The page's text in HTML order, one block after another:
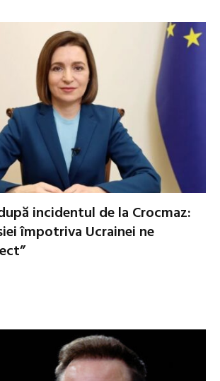
incidentul de la Crocmaz:
împotriva Ucrainei ne